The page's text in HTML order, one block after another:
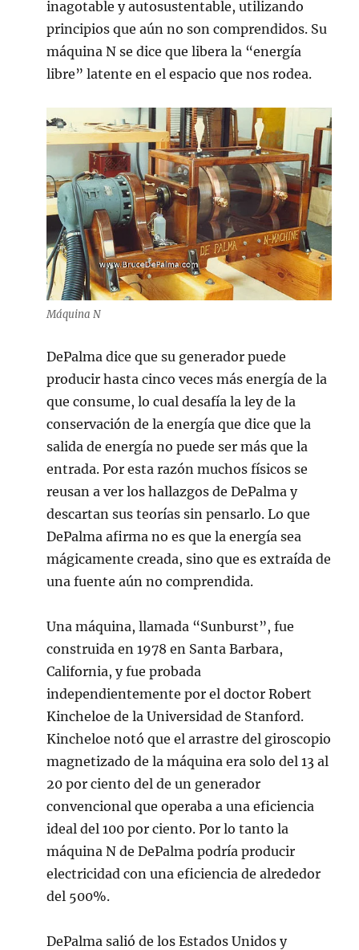
inagotable y autosustentable, utilizando
principios que aún no son comprendidos. Su
máquina N se dice que libera la “energía
libre” latente en el espacio que nos rodea.
Máquina N
DePalma dice que su generador puede
producir hasta cinco veces más energía de la
que consume, lo cual desafía la ley de la
conservación de la energía que dice que la
salida de energía no puede ser más que la
entrada. Por esta razón muchos físicos se
reusan a ver los hallazgos de DePalma y
descartan sus teorías sin pensarlo. Lo que
DePalma afirma no es que la energía sea
mágicamente creada, sino que es extraída de
una fuente aún no comprendida.
Una máquina, llamada “Sunburst”, fue
construida en 1978 en Santa Barbara,
California, y fue probada
independientemente por el doctor Robert
Kincheloe de la Universidad de Stanford.
Kincheloe notó que el arrastre del giroscopio
magnetizado de la máquina era solo del 13 al
20 por ciento del de un generador
convencional que operaba a una eficiencia
ideal del 100 por ciento. Por lo tanto la
máquina N de DePalma podría producir
electricidad con una eficiencia de alrededor
del 500%.
DePalma salió de los Estados Unidos y